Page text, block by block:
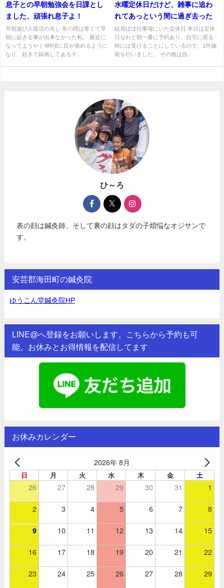
息子との早朝勉強会を日課とし
ました、頑張れ息子よ！
早朝遊び人復活の兆し 冬の間は寒くて早
朝に起きる事が出来なかった私。 最近に
なってようやく4時頃に目が覚めるように
なり、起きて録画してあるテ...
水曜定休日だけど、雑事に追わ
れてあっという間に過ぎ去った
結局ほぼ仕事場にいた定休日 本日は定休
日なれど朝一番に予約あり。自宅に居る
時には受けることにしているので、1件施
術を行いました。 その後は自...
ひ～ろ
表の顔は鍼灸師、そして裏の顔はタダの子煩悩なオジサンで
す。
安芸郡海田町の鍼灸院
ゆうこん堂鍼灸院HP
LINE@へ登録をお願いします。こちらから予約も可
能。お休みとお得情報を配信してます
お休みカレンダー
2026年 8月
日 月 火 水 木 金 土
26 27 28 29 30 31 1
2 3 4 5 6 7 8
9 10 11 12 13 14 15
16 17 18 19 20 21 22
23 24 25 26 27 28 29